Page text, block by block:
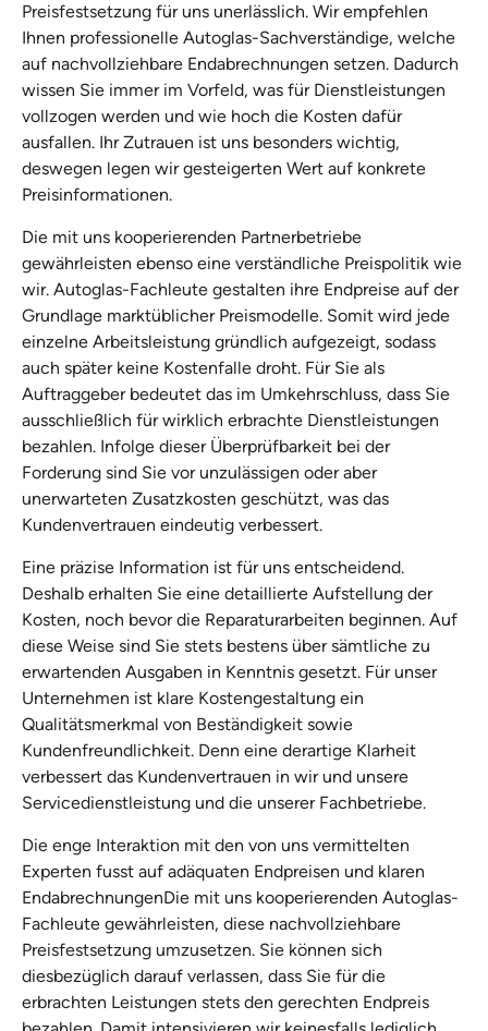
Preisfestsetzung für uns unerlässlich. Wir empfehlen
Ihnen professionelle Autoglas-Sachverständige, welche
auf nachvollziehbare Endabrechnungen setzen. Dadurch
wissen Sie immer im Vorfeld, was für Dienstleistungen
vollzogen werden und wie hoch die Kosten dafür
ausfallen. Ihr Zutrauen ist uns besonders wichtig,
deswegen legen wir gesteigerten Wert auf konkrete
Preisinformationen.
Die mit uns kooperierenden Partnerbetriebe
gewährleisten ebenso eine verständliche Preispolitik wie
wir. Autoglas-Fachleute gestalten ihre Endpreise auf der
Grundlage marktüblicher Preismodelle. Somit wird jede
einzelne Arbeitsleistung gründlich aufgezeigt, sodass
auch später keine Kostenfalle droht. Für Sie als
Auftraggeber bedeutet das im Umkehrschluss, dass Sie
ausschließlich für wirklich erbrachte Dienstleistungen
bezahlen. Infolge dieser Überprüfbarkeit bei der
Forderung sind Sie vor unzulässigen oder aber
unerwarteten Zusatzkosten geschützt, was das
Kundenvertrauen eindeutig verbessert.
Eine präzise Information ist für uns entscheidend.
Deshalb erhalten Sie eine detaillierte Aufstellung der
Kosten, noch bevor die Reparaturarbeiten beginnen. Auf
diese Weise sind Sie stets bestens über sämtliche zu
erwartenden Ausgaben in Kenntnis gesetzt. Für unser
Unternehmen ist klare Kostengestaltung ein
Qualitätsmerkmal von Beständigkeit sowie
Kundenfreundlichkeit. Denn eine derartige Klarheit
verbessert das Kundenvertrauen in wir und unsere
Servicedienstleistung und die unserer Fachbetriebe.
Die enge Interaktion mit den von uns vermittelten
Experten fusst auf adäquaten Endpreisen und klaren
EndabrechnungenDie mit uns kooperierenden Autoglas-
Fachleute gewährleisten, diese nachvollziehbare
Preisfestsetzung umzusetzen. Sie können sich
diesbezüglich darauf verlassen, dass Sie für die
erbrachten Leistungen stets den gerechten Endpreis